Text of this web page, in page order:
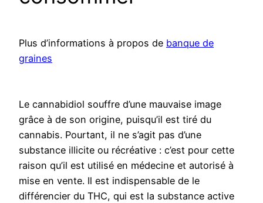
Plus d’informations à propos de banque de
graines
Le cannabidiol souffre d’une mauvaise image
grâce à de son origine, puisqu’il est tiré du
cannabis. Pourtant, il ne s’agit pas d’une
substance illicite ou récréative : c’est pour cette
raison qu’il est utilisé en médecine et autorisé à
mise en vente. Il est indispensable de le
différencier du THC, qui est la substance active